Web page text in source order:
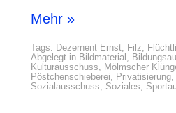
Mehr »
Tags: Dezernent Ernst, Filz,
Abgelegt in Bildmaterial ,
Kulturausschuss, Mölmscher
Pöstchenschieberei, Privatisierung,
Sozialausschuss, Soziales,